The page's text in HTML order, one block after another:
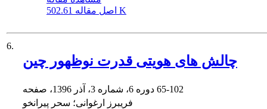
اصل مقاله 502.61 K
6.
چالش های هویتی قدرت نوظهور چین
65-102
فریبرز ارغوانی؛ سحر پیرانخو